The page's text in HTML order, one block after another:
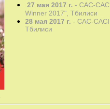
27 мая 2017 г. - CAC-
Winner 2017", Тбилиси
28 мая 2017 г. - CAC-
Тбилиси